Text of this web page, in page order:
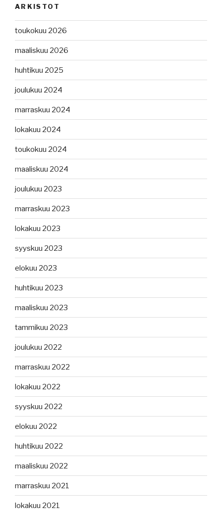
ARKISTOT
toukokuu 2026
maaliskuu 2026
huhtikuu 2025
joulukuu 2024
marraskuu 2024
lokakuu 2024
toukokuu 2024
maaliskuu 2024
joulukuu 2023
marraskuu 2023
lokakuu 2023
syyskuu 2023
elokuu 2023
huhtikuu 2023
maaliskuu 2023
tammikuu 2023
joulukuu 2022
marraskuu 2022
lokakuu 2022
syyskuu 2022
elokuu 2022
huhtikuu 2022
maaliskuu 2022
marraskuu 2021
lokakuu 2021